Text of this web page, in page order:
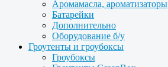
Аромамасла, ароматизаторы
Батарейки
Дополнительно
Оборудование б/у
Гроутенты и гроубоксы
Гроубоксы